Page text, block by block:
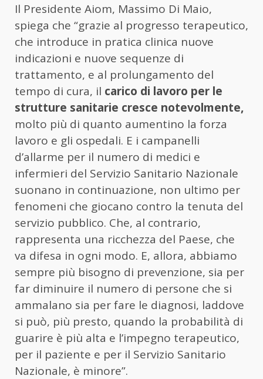
Il Presidente Aiom, Massimo Di Maio,
spiega che “grazie al progresso terapeutico,
che introduce in pratica clinica nuove
indicazioni e nuove sequenze di
trattamento, e al prolungamento del
tempo di cura, il carico di lavoro per le
strutture sanitarie cresce notevolmente,
molto più di quanto aumentino la forza
lavoro e gli ospedali. E i campanelli
d’allarme per il numero di medici e
infermieri del Servizio Sanitario Nazionale
suonano in continuazione, non ultimo per
fenomeni che giocano contro la tenuta del
servizio pubblico. Che, al contrario,
rappresenta una ricchezza del Paese, che
va difesa in ogni modo. E, allora, abbiamo
sempre più bisogno di prevenzione, sia per
far diminuire il numero di persone che si
ammalano sia per fare le diagnosi, laddove
si può, più presto, quando la probabilità di
guarire è più alta e l’impegno terapeutico,
per il paziente e per il Servizio Sanitario
Nazionale, è minore”.